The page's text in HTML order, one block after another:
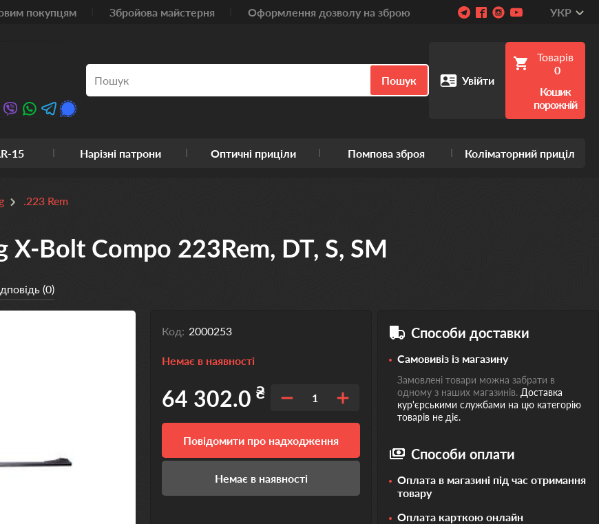
покупцям Збройова майстерня Оформлення дозволу на зброю УКР
Пошук Увійти
Товарів
0
Кошик
порожній
15 Нарізні патрони Оптичні приціли Помпова зброя Коліматорний приціл
.223 Rem
X-Bolt Compo 223Rem, DT, S, SM
(0)
Код: 2000253
Немає в наявності
64 302.0 ₴ 1
Повідомити про надходження
Немає в наявності
Способи доставки
Самовивіз із магазину
Замовлені товари можна забрати в
одному з наших магазинів. Доставка
кур'єрськими службами на цю категорію
товарів не діє.
Способи оплати
Оплата в магазині під час отримання
товару
Оплата карткою онлайн